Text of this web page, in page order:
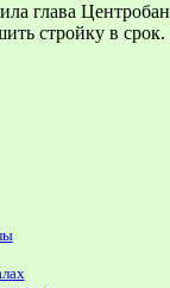
глава
стройку в